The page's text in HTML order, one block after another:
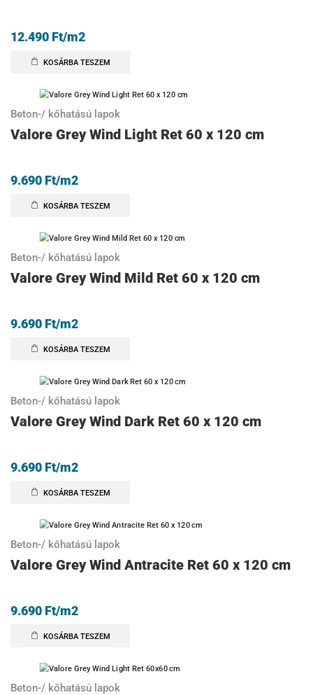
12.490 Ft/m2
KOSÁRBA TESZEM
Beton-/ kőhatású lapok
Valore Grey Wind Light Ret 60 x 120 cm
9.690 Ft/m2
KOSÁRBA TESZEM
Beton-/ kőhatású lapok
Valore Grey Wind Mild Ret 60 x 120 cm
9.690 Ft/m2
KOSÁRBA TESZEM
Beton-/ kőhatású lapok
Valore Grey Wind Dark Ret 60 x 120 cm
9.690 Ft/m2
KOSÁRBA TESZEM
Beton-/ kőhatású lapok
Valore Grey Wind Antracite Ret 60 x 120 cm
9.690 Ft/m2
KOSÁRBA TESZEM
Beton-/ kőhatású lapok